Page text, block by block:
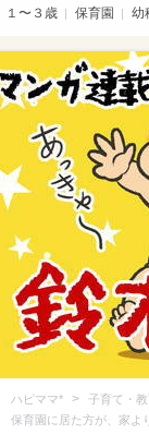
１〜３歳 保育園 幼
ハピママ* > 子育て・教
保育園に居た方が、家よ